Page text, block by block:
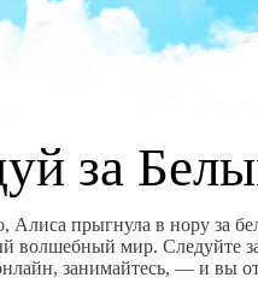
за
Алиса прыгнула в нору за
волшебный мир. Следуйте
занимайтесь, — и вы